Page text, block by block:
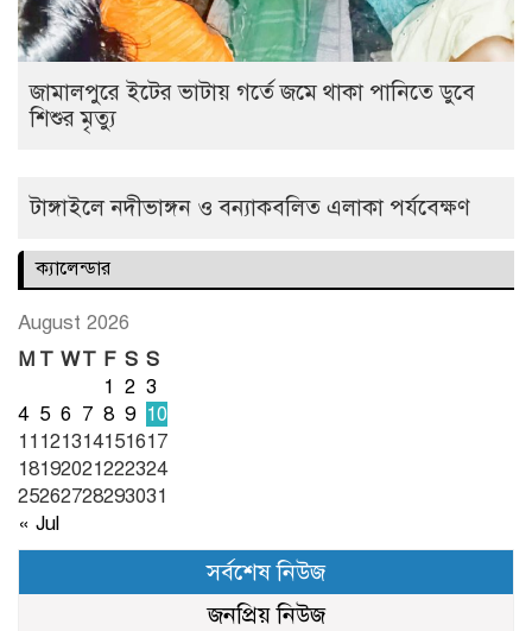
জামালপুরে ইটের ভাটায় গর্তে জমে থাকা পানিতে ডুবে
শিশুর মৃত্যু
টাঙ্গাইলে নদীভাঙ্গন ও বন্যাকবলিত এলাকা পর্যবেক্ষণ
ক্যালেন্ডার
August 2026
M T WT F S S
1 2 3
4 5 6 7 8 9 10
11121314151617
18192021222324
25262728293031
« Jul
সর্বশেষ নিউজ
জনপ্রিয় নিউজ